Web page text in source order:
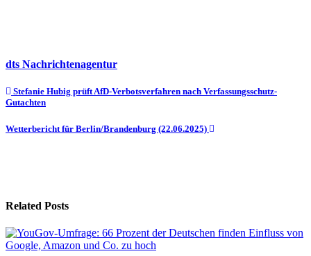
dts Nachrichtenagentur
Beitragsnavigation
Stefanie Hubig prüft AfD-Verbotsverfahren nach Verfassungsschutz-
Gutachten
Wetterbericht für Berlin/Brandenburg (22.06.2025)
Related Posts